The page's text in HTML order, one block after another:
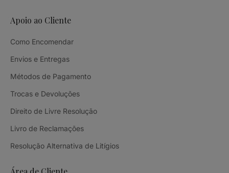
Apoio ao Cliente
Como Encomendar
Envios e Entregas
Métodos de Pagamento
Trocas e Devoluções
Direito de Livre Resolução
Livro de Reclamações
Resolução Alternativa de Litígios